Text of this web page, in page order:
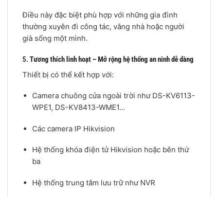
Điều này đặc biệt phù hợp với những gia đình
thường xuyên đi công tác, vắng nhà hoặc người
già sống một mình.
5. Tương thích linh hoạt – Mở rộng hệ thống an ninh dễ dàng
Thiết bị có thể kết hợp với:
Camera chuông cửa ngoài trời như DS-KV6113-
WPE1, DS-KV8413-WME1…
Các camera IP Hikvision
Hệ thống khóa điện tử Hikvision hoặc bên thứ
ba
Hệ thống trung tâm lưu trữ như NVR